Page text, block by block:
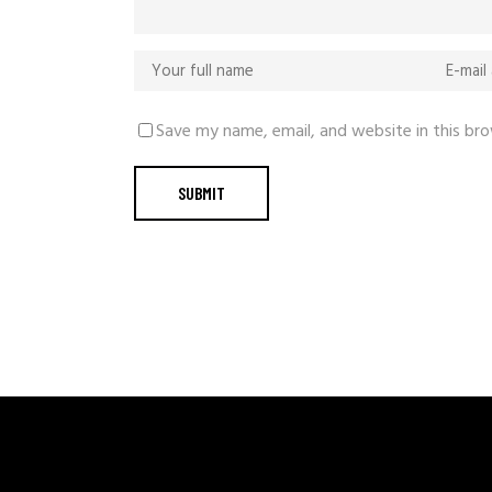
Save my name, email, and website in this